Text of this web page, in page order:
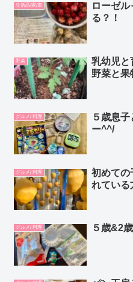
生活品/家/車
ローゼ
る？！
野菜
乳幼児
野菜と果
グルメ/ 料理
５歳息
ー^^/
グルメ/ 料理
初めての
れている
グルメ/ 料理 ５歳&2